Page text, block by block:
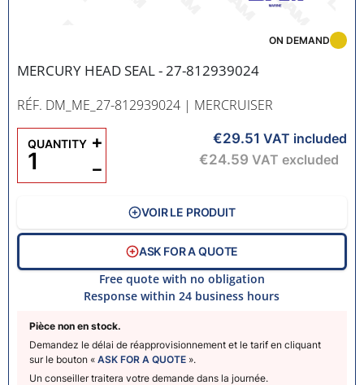
MERCURY HEAD SEAL - 27-812939024
RÉF. DM_ME_27-812939024 | MERCRUISER
Pièce non en stock.
Demandez le délai de réapprovisionnement et le tarif en cliquant
sur le bouton « ASK FOR A QUOTE ».
Un conseiller traitera votre demande dans la journée.
ON DEMAND
€29.51 VAT included
€24.59 VAT excluded
QUANTITY
−
+
VOIR LE PRODUIT
ASK FOR A QUOTE
Free quote with no obligation
Response within 24 business hours